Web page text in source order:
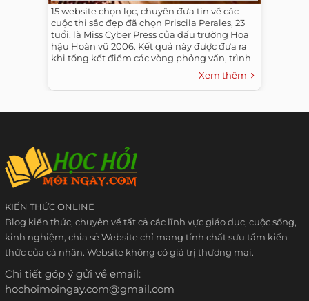
15 website chọn lọc, chuyên đưa tin về các
cuộc thi sắc đẹp đã chọn Priscila Perales, 23
tuổi, là Miss Cyber Press của đấu trường Hoa
hậu Hoàn vũ 2006. Kết quả này được đưa ra
khi tổng kết điểm các vòng phỏng vấn, trình
Xem thêm
KIẾN THỨC ONLINE
Blog kiến thức, chuyên về tất cả các lĩnh vực giáo dục, cuộc sống,
kinh nghiệm, chia sẻ Website chỉ mang tính chất sưu tầm kiến
thức của cá nhân. Website không có giá trị thương mại.
Chi tiết góp ý gửi về email:
hochoimoingay.com@gmail.com